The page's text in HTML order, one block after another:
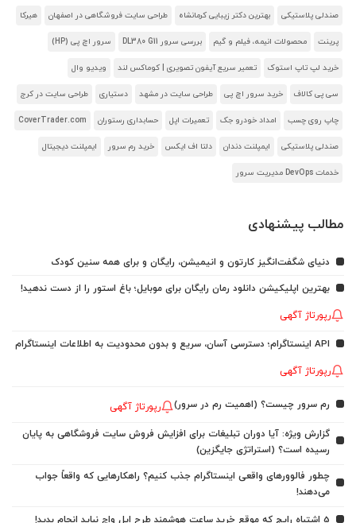
صندلی پلاستیکی بهترین دکتر زیبایی کرمانشاه طراحی سایت فروشگاهی در اصفهان هیرکا
پرینت محصولات انیمه، فیلم و گیم بررسی سرور DL380 G11 سرور اچ پی (HP)
خرید لپ تاپ استوک تعمیر سریع آیفون تصویری | کوماکس لند ویدیو وال
سی پی کالاف خرید سرور اچ پی طراحی سایت در مشهد دستیاری طراحی سایت در کرج
چاپ روی چسب امداد خودرو جک تعمیرات اپل حسابداری رستوران CoverTrader.com
صندلی پلاستیکی ایمپلنت دندان دلتا اف ایکس خرید رم سرور ایمپلنت دیجیتال
خدمات DevOps مدیریت سرور
مطالب پیشنهادی
دنیای شگفت‌انگیز کارتون و انیمیشن، رایگان و برای همه سنین کودک
بهترین اپلیکیشن دانلود رمان رایگان برای موبایل؛ باغ استور را از دست ندهید!
رپورتاژ آگهی
API اینستاگرام؛ دسترسی آسان، سریع و بدون محدودیت به اطلاعات اینستاگرام
رپورتاژ آگهی
رم سرور چیست؟ (اهمیت رم در سرور) رپورتاژ آگهی
گزارش ویژه: آیا دوران تبلیغات برای افزایش فروش سایت فروشگاهی به پایان
رسیده است؟ (استراتژی جایگزین)
چطور فالوورهای واقعی اینستاگرام جذب کنیم؟ راهکارهایی که واقعاً جواب
می‌دهند!
5 اشتباه رایج که موقع خرید ساعت هوشمند طرح اپل واچ نباید انجام بدید!